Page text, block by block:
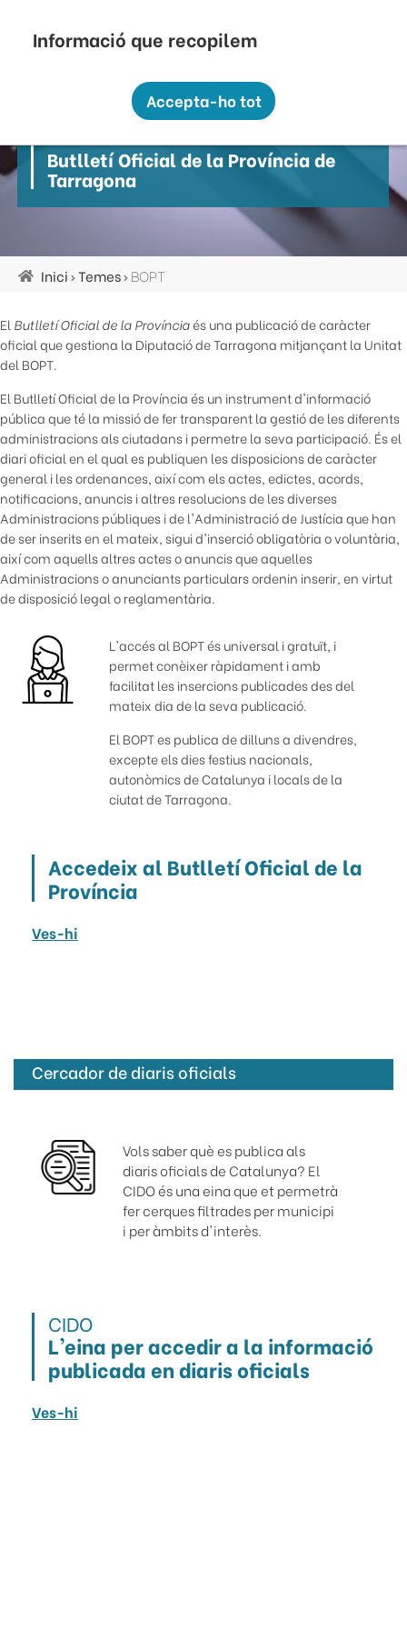
contingut
Butlletí Oficial de la Província de
Tarragona
Inici Temes BOPT
ElButlletí Oficial de la Provínciaés una publicació de caràcter
oficial que gestiona la Diputació de Tarragona mitjançant la Unitat
del BOPT.
El Butlletí Oficial de la Província és un instrument d'informació
pública que té la missió de fer transparent la gestió de les diferents
administracions als ciutadans i permetre la seva participació. És el
diari oficial en el qual es publiquen les disposicions de caràcter
general i les ordenances, així com els actes, edictes, acords,
notificacions, anuncis i altres resolucions de les diverses
Administracions públiques i de l'Administració de Justícia que han
de ser inserits en el mateix, sigui d'inserció obligatòria o voluntària,
així com aquells altres actes o anuncis que aquelles
Administracions o anunciants particulars ordenin inserir, en virtut
de disposició legal o reglamentària.
L'accés al BOPT és universal i gratuït, i
permet conèixer ràpidament i amb
facilitat les insercions publicades des del
mateix dia de la seva publicació.
El BOPT es publica de dilluns a divendres,
excepte els dies festius nacionals,
autonòmics de Catalunya i locals de la
ciutat de Tarragona.
Accedeix al Butlletí Oficial de la
Província
Ves-hi
Cercador de diaris oficials
Vols saber què es publica als
diaris oficials de Catalunya? El
CIDO és una eina que et permetrà
fer cerques filtrades per municipi
i per àmbits d'interès.
CIDO
L'eina per accedir a la informació
publicada en diaris oficials
Ves-hi
personal amb les següents finalitats:
Funcionalitat, Analítica.
Més informació
Canviar preferències
Accepta-ho tot